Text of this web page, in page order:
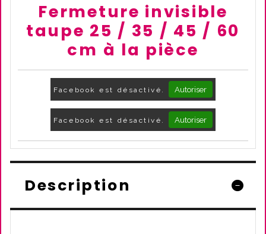
Fermeture invisible
taupe 25 / 35 / 45 / 60
cm à la pièce
Facebook est désactivé. Autoriser
Facebook est désactivé. Autoriser
Description